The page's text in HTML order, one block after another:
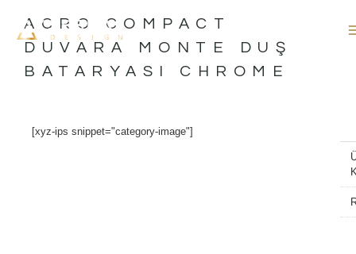
ACRO COMPACT
DUVARA MONTE DUŞ
BATARYASI CHROME
[xyz-ips snippet="category-image"]